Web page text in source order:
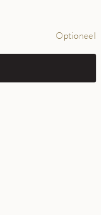
Optioneel